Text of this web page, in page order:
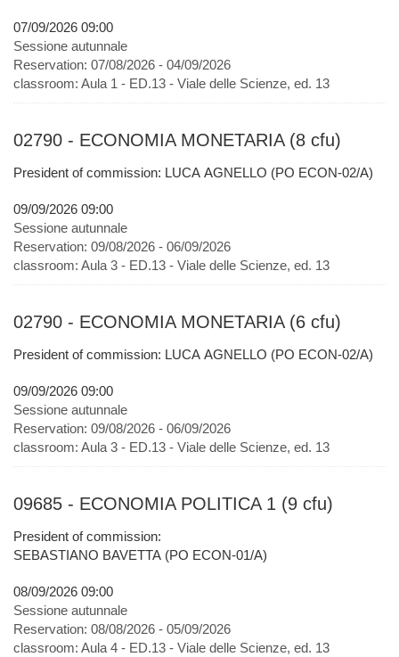
07/09/2026 09:00
Sessione autunnale
Reservation: 07/08/2026 - 04/09/2026
classroom: Aula 1 - ED.13 - Viale delle Scienze, ed. 13
02790 - ECONOMIA MONETARIA (8 cfu)
President of commission: LUCA AGNELLO (PO ECON-02/A)
09/09/2026 09:00
Sessione autunnale
Reservation: 09/08/2026 - 06/09/2026
classroom: Aula 3 - ED.13 - Viale delle Scienze, ed. 13
02790 - ECONOMIA MONETARIA (6 cfu)
President of commission: LUCA AGNELLO (PO ECON-02/A)
09/09/2026 09:00
Sessione autunnale
Reservation: 09/08/2026 - 06/09/2026
classroom: Aula 3 - ED.13 - Viale delle Scienze, ed. 13
09685 - ECONOMIA POLITICA 1 (9 cfu)
President of commission:
SEBASTIANO BAVETTA (PO ECON-01/A)
08/09/2026 09:00
Sessione autunnale
Reservation: 08/08/2026 - 05/09/2026
classroom: Aula 4 - ED.13 - Viale delle Scienze, ed. 13